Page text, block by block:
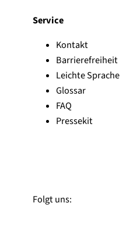
Service
Kontakt
Barrierefreiheit
Leichte Sprache
Glossar
FAQ
Pressekit
Folgt uns: